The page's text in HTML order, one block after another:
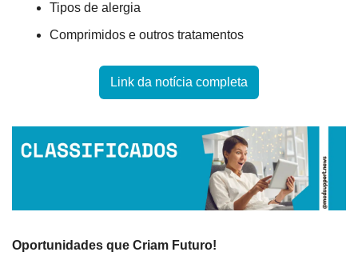
Tipos de alergia
Comprimidos e outros tratamentos
Link da notícia completa
Oportunidades que Criam Futuro!